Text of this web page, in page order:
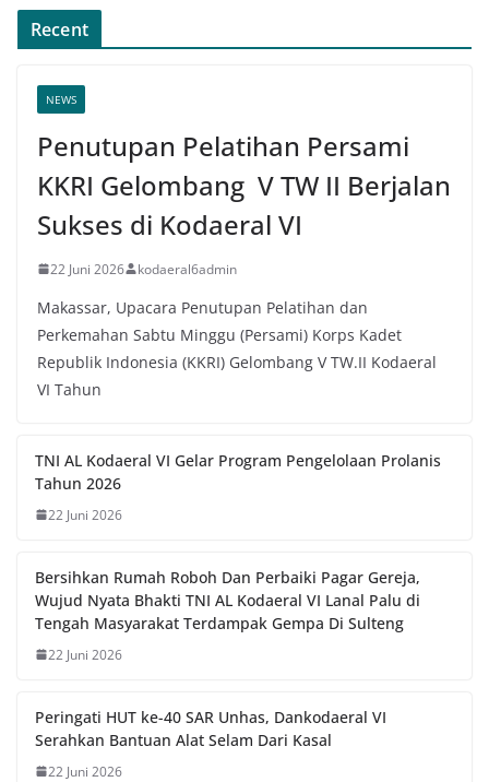
Recent
NEWS
Penutupan Pelatihan Persami
KKRI Gelombang V TW II Berjalan
Sukses di Kodaeral VI
22 Juni 2026 kodaeral6admin
Makassar, Upacara Penutupan Pelatihan dan
Perkemahan Sabtu Minggu (Persami) Korps Kadet
Republik Indonesia (KKRI) Gelombang V TW.II Kodaeral
VI Tahun
TNI AL Kodaeral VI Gelar Program Pengelolaan Prolanis
Tahun 2026
22 Juni 2026
Bersihkan Rumah Roboh Dan Perbaiki Pagar Gereja,
Wujud Nyata Bhakti TNI AL Kodaeral VI Lanal Palu di
Tengah Masyarakat Terdampak Gempa Di Sulteng
22 Juni 2026
Peringati HUT ke-40 SAR Unhas, Dankodaeral VI
Serahkan Bantuan Alat Selam Dari Kasal
22 Juni 2026